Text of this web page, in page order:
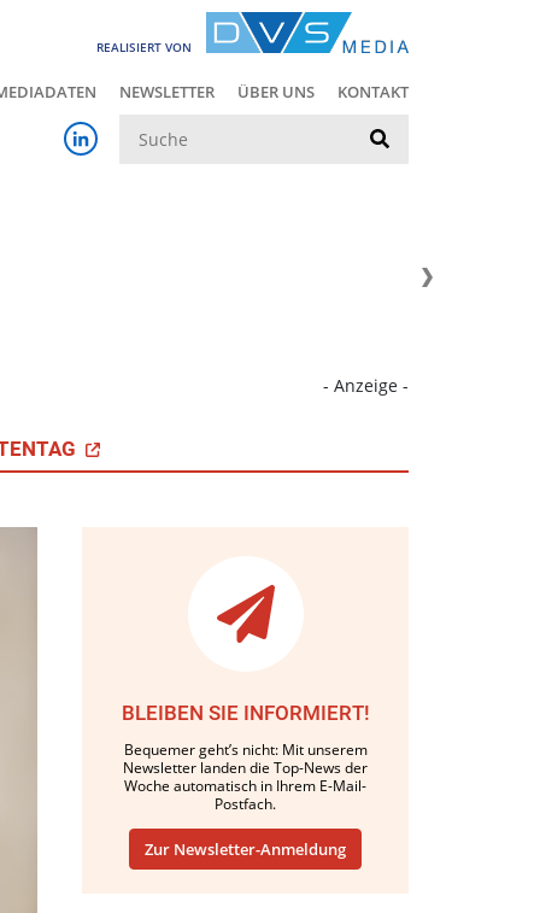
REALISIERT VON
NEWSLETTER ÜBER UNS KONTAKT
- Anzeige -
BLEIBEN SIE INFORMIERT!
Bequemer geht’s nicht: Mit unserem
Newsletter landen die Top-News der
Woche automatisch in Ihrem E-Mail-
Postfach.
Zur Newsletter-Anmeldung